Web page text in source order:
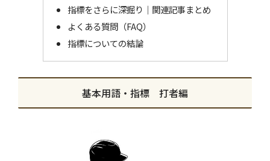
指標をさらに深掘り｜関連記事まとめ
よくある質問（FAQ）
指標についての結論
基本用語・指標 打者編